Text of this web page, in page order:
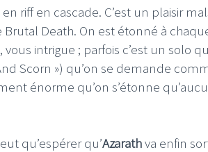
riff en cascade. C’est un plaisir
Death. On est étonné à
intrigue ; parfois c’est un solo
Scorn ») qu’on se demande
énorme qu’on s’étonne
qu’espérer qu’Azarathva enfin